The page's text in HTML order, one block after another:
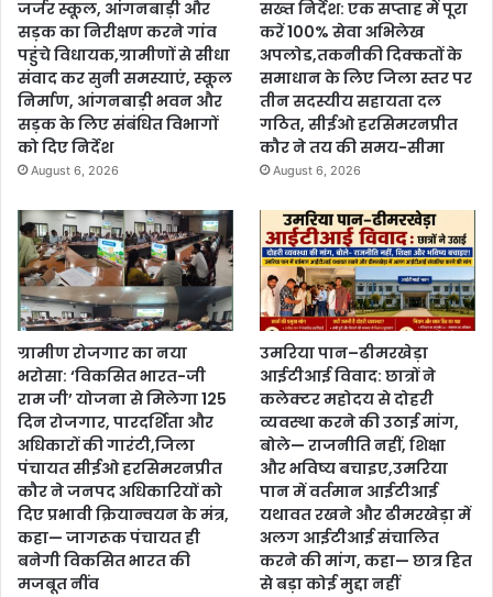
जर्जर स्कूल, आंगनबाड़ी और
सड़क का निरीक्षण करने गांव
पहुंचे विधायक,ग्रामीणों से सीधा
संवाद कर सुनी समस्याएं, स्कूल
निर्माण, आंगनबाड़ी भवन और
सड़क के लिए संबंधित विभागों
को दिए निर्देश
August 6, 2026
सख्त निर्देश: एक सप्ताह में पूरा
करें 100% सेवा अभिलेख
अपलोड,तकनीकी दिक्कतों के
समाधान के लिए जिला स्तर पर
तीन सदस्यीय सहायता दल
गठित, सीईओ हरसिमरनप्रीत
कौर ने तय की समय-सीमा
August 6, 2026
ग्रामीण रोजगार का नया
भरोसा: ‘विकसित भारत-जी
राम जी’ योजना से मिलेगा 125
दिन रोजगार, पारदर्शिता और
अधिकारों की गारंटी,जिला
पंचायत सीईओ हरसिमरनप्रीत
कौर ने जनपद अधिकारियों को
दिए प्रभावी क्रियान्वयन के मंत्र,
कहा— जागरूक पंचायत ही
बनेगी विकसित भारत की
मजबूत नींव
उमरिया पान–ढीमरखेड़ा
आईटीआई विवाद: छात्रों ने
कलेक्टर महोदय से दोहरी
व्यवस्था करने की उठाई मांग,
बोले— राजनीति नहीं, शिक्षा
और भविष्य बचाइए,उमरिया
पान में वर्तमान आईटीआई
यथावत रखने और ढीमरखेड़ा में
अलग आईटीआई संचालित
करने की मांग, कहा— छात्र हित
से बड़ा कोई मुद्दा नहीं